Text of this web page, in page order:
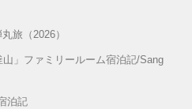
旅（2026）
」ファミリールーム宿泊記/Sang
泊記